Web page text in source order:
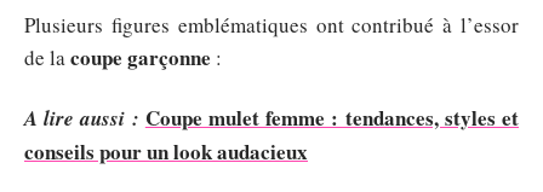
Plusieurs figures emblématiques ont contribué à l’essor
de lacoupe garçonne :
A lire aussi : Coupe mulet femme : tendances, styles et
conseils pour un look audacieux